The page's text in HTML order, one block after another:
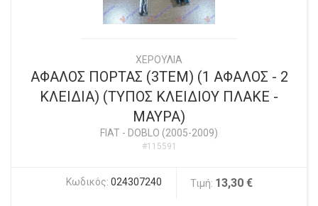
ΧΕΡΟΥΛΙΑ
ΑΦΑΛΟΣ ΠΟΡΤΑΣ (3ΤΕΜ) (1 ΑΦΑΛΟΣ - 2
ΚΛΕΙΔΙΑ) (ΤΥΠΟΣ ΚΛΕΙΔΙΟΥ ΠΛΑΚΕ -
ΜΑΥΡΑ)
FIAT - DOBLO (2005-2009)
#115591
Κωδικός: 024307240 Τιμή: 13,30 €